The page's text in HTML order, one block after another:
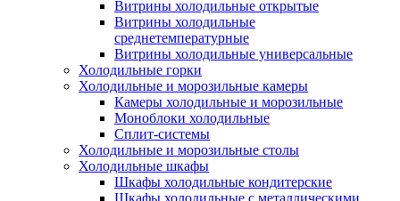
Витрины холодильные открытые
Витрины холодильные
среднетемпературные
Витрины холодильные универсальные
Холодильные горки
Холодильные и морозильные камеры
Камеры холодильные и морозильные
Моноблоки холодильные
Сплит-системы
Холодильные и морозильные столы
Холодильные шкафы
Шкафы холодильные кондитерские
Шкафы холодильные с металлическими